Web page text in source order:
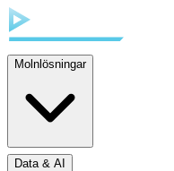
Molnlösningar
Data & AI